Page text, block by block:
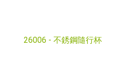
26006 - 不銹鋼隨行杯